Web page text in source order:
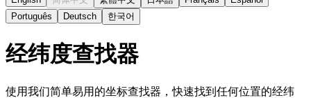
Português
Deutsch 한국어
经纬度查找器
使用我们简单易用的坐标查找器，快速找到任何位置的经纬